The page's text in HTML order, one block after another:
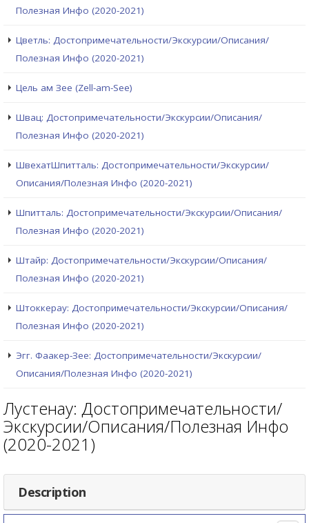
Полезная Инфо (2020-2021)
Цветль: Достопримечательности/Экскурсии/Описания/
Полезная Инфо (2020-2021)
Цель ам Зее (Zell-am-See)
Швац: Достопримечательности/Экскурсии/Описания/
Полезная Инфо (2020-2021)
ШвехатШпитталь: Достопримечательности/Экскурсии/
Описания/Полезная Инфо (2020-2021)
Шпитталь: Достопримечательности/Экскурсии/Описания/
Полезная Инфо (2020-2021)
Штайр: Достопримечательности/Экскурсии/Описания/
Полезная Инфо (2020-2021)
Штоккерау: Достопримечательности/Экскурсии/Описания/
Полезная Инфо (2020-2021)
Эгг. Фаакер-Зее: Достопримечательности/Экскурсии/
Описания/Полезная Инфо (2020-2021)
Лустенау: Достопримечательности/
Экскурсии/Описания/Полезная Инфо
(2020-2021)
Description